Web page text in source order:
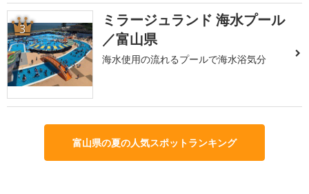
3
ミラージュランド 海水プール
／富山県
海水使用の流れるプールで海水浴気分
富山県の夏の人気スポットランキング